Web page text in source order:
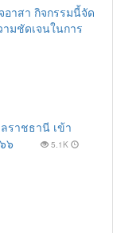
าสา กิจกรรมนี้จัด
มชัดเจนในการ
ราชธานี เข้า
๖
5.1K